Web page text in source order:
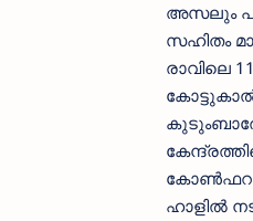
അസലും
സഹിതം
രാവിലെ
ഹാളില്‍